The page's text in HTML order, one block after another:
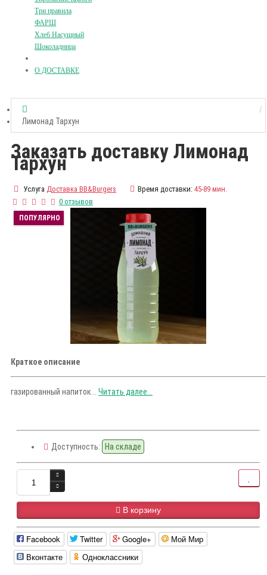
Три правила
ФАРШ
Хлеб Насущный
Шоколадница
О ДОСТАВКЕ
Лимонад Тархун
Заказать доставку Лимонад
Тархун
Услуга Доставка BB&Burgers Время доставки: 45-89 мин.
0 отзывов
ПОПУЛЯРНО
Краткое описание
газированный напиток... Читать далее...
Доступность: На складе
В корзину
Facebook Twitter Google+
Мой Мир
Вконтакте
Одноклассники